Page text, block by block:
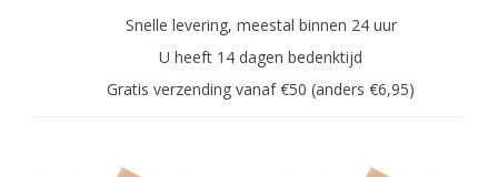
Snelle levering, meestal binnen 24 uur
U heeft 14 dagen bedenktijd
Gratis verzending vanaf €50 (anders €6,95)